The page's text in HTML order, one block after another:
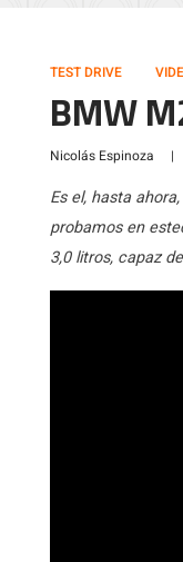
TEST DRIVE
BMW
Nicolás Espinoza |
Es el, hasta
probamos en
3,0 litros, capaz